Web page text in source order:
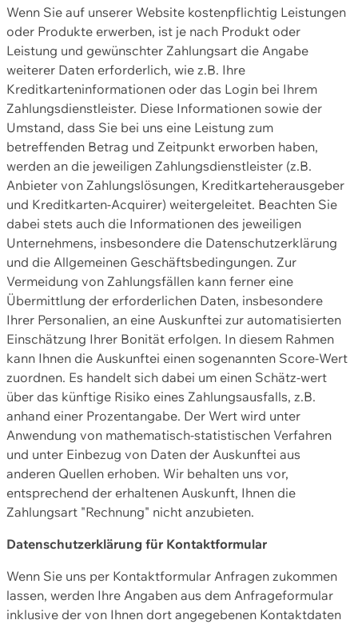
Wenn Sie auf unserer Website kostenpflichtig Leistungen
oder Produkte erwerben, ist je nach Produkt oder
Leistung und gewünschter Zahlungsart die Angabe
weiterer Daten erforderlich, wie z.B. Ihre
Kreditkarteninformationen oder das Login bei Ihrem
Zahlungsdienstleister. Diese Informationen sowie der
Umstand, dass Sie bei uns eine Leistung zum
betreffenden Betrag und Zeitpunkt erworben haben,
werden an die jeweiligen Zahlungsdienstleister (z.B.
Anbieter von Zahlungslösungen, Kreditkarteherausgeber
und Kreditkarten-Acquirer) weitergeleitet. Beachten Sie
dabei stets auch die Informationen des jeweiligen
Unternehmens, insbesondere die Datenschutzerklärung
und die Allgemeinen Geschäftsbedingungen. Zur
Vermeidung von Zahlungsfällen kann ferner eine
Übermittlung der erforderlichen Daten, insbesondere
Ihrer Personalien, an eine Auskunftei zur automatisierten
Einschätzung Ihrer Bonität erfolgen. In diesem Rahmen
kann Ihnen die Auskunftei einen sogenannten Score-Wert
zuordnen. Es handelt sich dabei um einen Schätz-wert
über das künftige Risiko eines Zahlungsausfalls, z.B.
anhand einer Prozentangabe. Der Wert wird unter
Anwendung von mathematisch-statistischen Verfahren
und unter Einbezug von Daten der Auskunftei aus
anderen Quellen erhoben. Wir behalten uns vor,
entsprechend der erhaltenen Auskunft, Ihnen die
Zahlungsart "Rechnung" nicht anzubieten.
Datenschutzerklärung für Kontaktformular
Wenn Sie uns per Kontaktformular Anfragen zukommen
lassen, werden Ihre Angaben aus dem Anfrageformular
inklusive der von Ihnen dort angegebenen Kontaktdaten